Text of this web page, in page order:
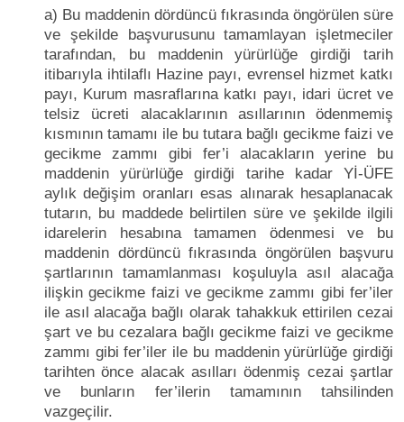
a) Bu maddenin dördüncü fıkrasında öngörülen süre
ve şekilde başvurusunu tamamlayan işletmeciler
tarafından, bu maddenin yürürlüğe girdiği tarih
itibarıyla ihtilaflı Hazine payı, evrensel hizmet katkı
payı, Kurum masraflarına katkı payı, idari ücret ve
telsiz ücreti alacaklarının asıllarının ödenmemiş
kısmının tamamı ile bu tutara bağlı gecikme faizi ve
gecikme zammı gibi fer’i alacakların yerine bu
maddenin yürürlüğe girdiği tarihe kadar Yİ-ÜFE
aylık değişim oranları esas alınarak hesaplanacak
tutarın, bu maddede belirtilen süre ve şekilde ilgili
idarelerin hesabına tamamen ödenmesi ve bu
maddenin dördüncü fıkrasında öngörülen başvuru
şartlarının tamamlanması koşuluyla asıl alacağa
ilişkin gecikme faizi ve gecikme zammı gibi fer’iler
ile asıl alacağa bağlı olarak tahakkuk ettirilen cezai
şart ve bu cezalara bağlı gecikme faizi ve gecikme
zammı gibi fer’iler ile bu maddenin yürürlüğe girdiği
tarihten önce alacak asılları ödenmiş cezai şartlar
ve bunların fer’ilerin tamamının tahsilinden
vazgeçilir.